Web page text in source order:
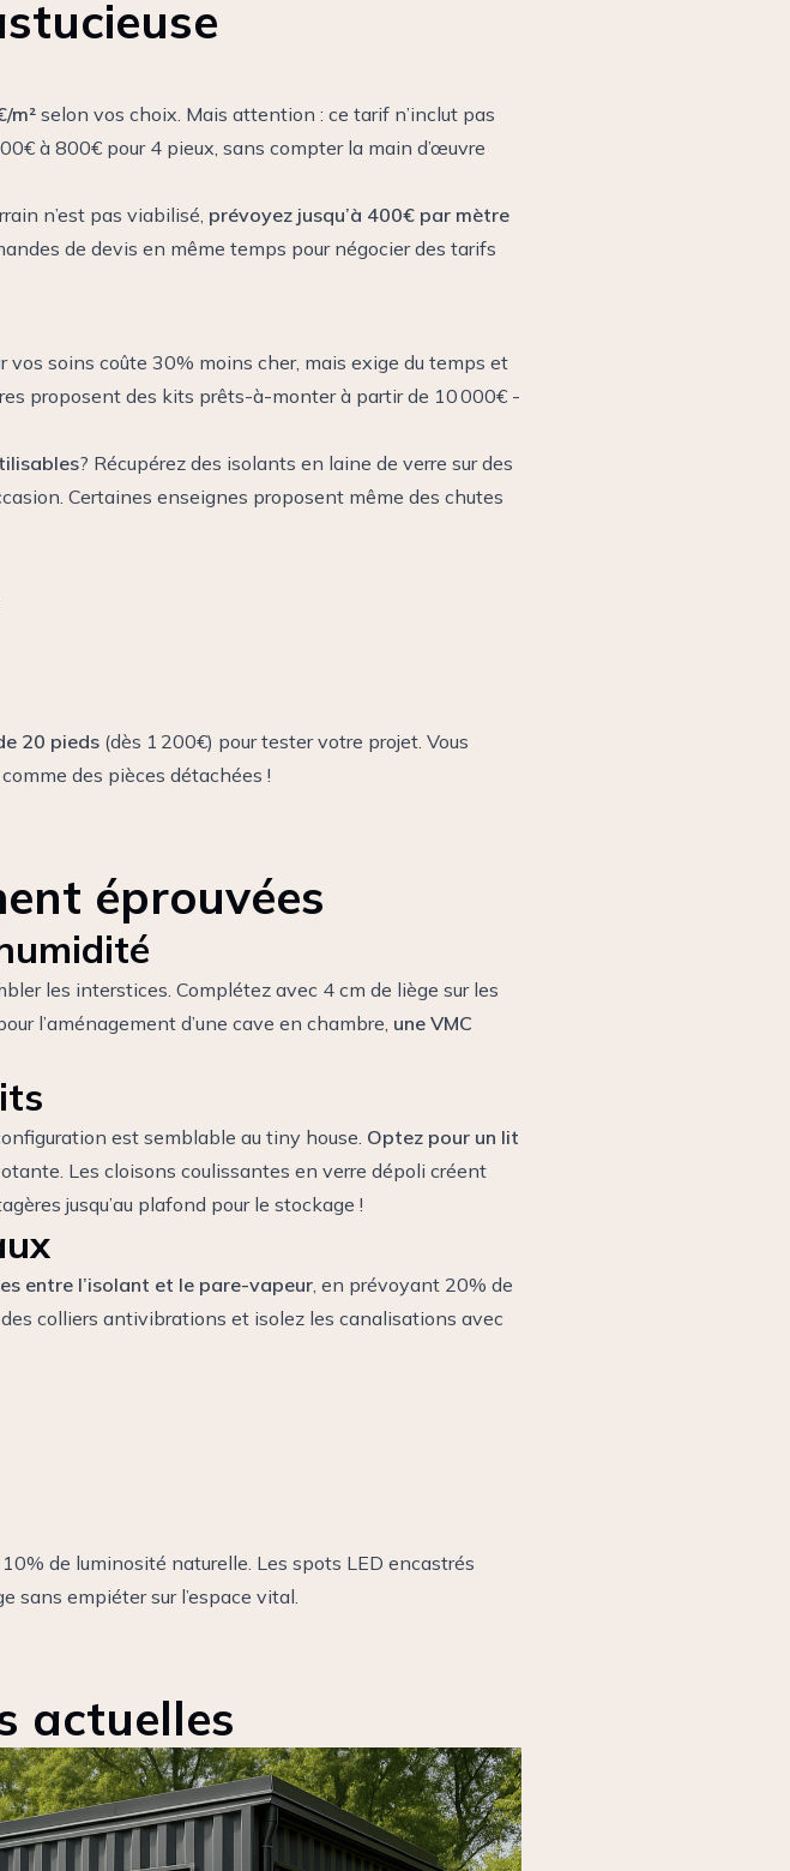
m² selon vos choix. Mais attention : ce tarif n’inclut pas
à 800€ pour 4 pieux, sans compter la main d’œuvre
n’est pas viabilisé, prévoyez jusqu’à 400€ par mètre
de devis en même temps pour négocier des tarifs
vos soins coûte 30% moins cher, mais exige du temps et
proposent des kits prêts-à-monter à partir de 10 000€ -
? Récupérez des isolants en laine de verre sur des
Certaines enseignes proposent même des chutes
20 pieds (dès 1 200€) pour tester votre projet. Vous
des pièces détachées !
éprouvées
les interstices. Complétez avec 4 cm de liège sur les
l’aménagement d’une cave en chambre, une VMC
est semblable au tiny house. Optez pour un lit
Les cloisons coulissantes en verre dépoli créent
jusqu’au plafond pour le stockage !
entre l’isolant et le pare-vapeur, en prévoyant 20% de
colliers antivibrations et isolez les canalisations avec
de luminosité naturelle. Les spots LED encastrés
sans empiéter sur l’espace vital.
actuelles